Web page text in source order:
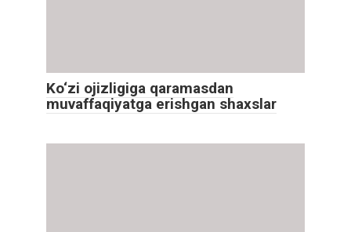
Ko‘zi ojizligiga qaramasdan
muvaffaqiyatga erishgan shaxslar